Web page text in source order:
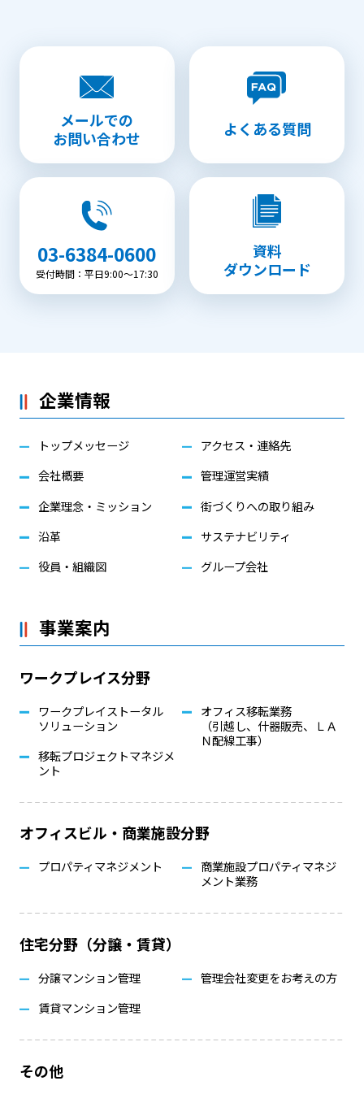
メールでの
お問い合わせ
よくある質問
03-6384-0600
受付時間：平日9:00〜17:30
資料
ダウンロード
企業情報
トップメッセージ
会社概要
企業理念・ミッション
沿革
役員・組織図
アクセス・連絡先
管理運営実績
街づくりへの取り組み
サステナビリティ
グループ会社
事業案内
ワークプレイス分野
ワークプレイストータル
ソリューション
移転プロジェクトマネジメ
ント
オフィス移転業務
（引越し、什器販売、ＬＡ
Ｎ配線工事）
オフィスビル・商業施設分野
プロパティマネジメント
商業施設プロパティマネジ
メント業務
住宅分野（分譲・賃貸）
分譲マンション管理
賃貸マンション管理
管理会社変更をお考えの方
その他